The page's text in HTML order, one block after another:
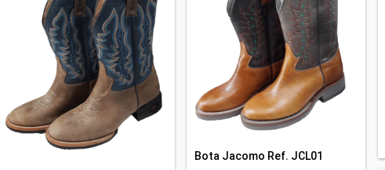
Bota Jacomo Ref. JCL01